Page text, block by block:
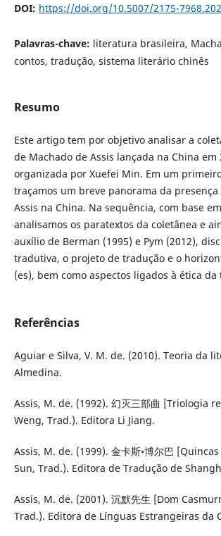
DOI: https://doi.org/10.5007/2175-
Palavras-chave: literatura brasileira,
contos, tradução, sistema literário chinês
Resumo
Este artigo tem por objetivo analisar a
de Machado de Assis lançada na China em
organizada por Xuefei Min. Em um
traçamos um breve panorama da
Assis na China. Na sequência, com base
analisamos os paratextos da coletânea e
auxílio de Berman (1995) e Pym (2012),
tradutiva, o projeto de tradução e o
(es), bem como aspectos ligados à ética da
Referências
Aguiar e Silva, V. M. de. (2010). Teoria da
Almedina.
Assis, M. de. (1992). 幻灭三部曲 [Triologia
Weng, Trad.). Editora Li Jiang.
Assis, M. de. (1999). 金卡斯•博尔巴
Sun, Trad.). Editora de Tradução de
Assis, M. de. (2001). 沉默先生 [Dom
Trad.). Editora de Línguas Estrangeiras da